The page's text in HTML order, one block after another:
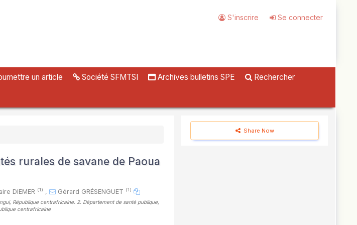
S'inscrire Se connecter
un article Société SFMTSI Archives bulletins SPE Rechercher
rurales de savane de Paoua
DIEMER (1) , Gérard GRÉSENGUET (1)
République centrafricaine. 2. Département de santé publique,
centrafricaine
Share Now